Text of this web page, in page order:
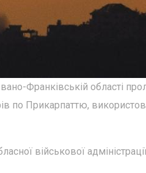
Франківській області
по Прикарпаттю,
військової